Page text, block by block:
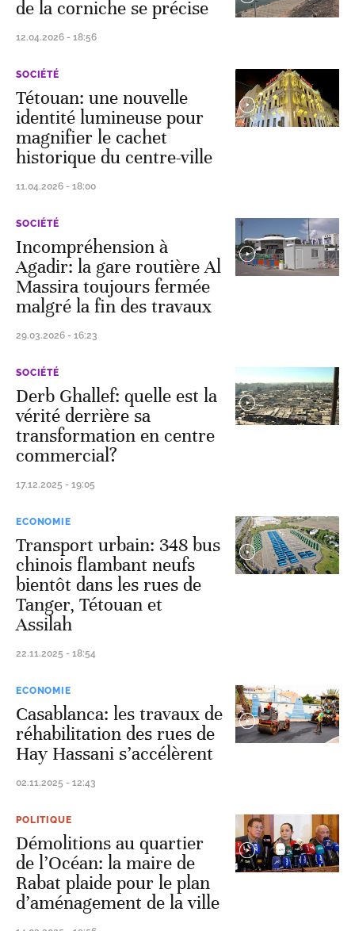
de la corniche se précise
12.04.2026 - 18:56
SOCIÉTÉ
Tétouan: une nouvelle
identité lumineuse pour
magnifier le cachet
historique du centre-ville
11.04.2026 - 18:00
SOCIÉTÉ
Incompréhension à
Agadir: la gare routière Al
Massira toujours fermée
malgré la fin des travaux
29.03.2026 - 16:23
SOCIÉTÉ
Derb Ghallef: quelle est la
vérité derrière sa
transformation en centre
commercial?
17.12.2025 - 19:05
ECONOMIE
Transport urbain: 348 bus
chinois flambant neufs
bientôt dans les rues de
Tanger, Tétouan et
Assilah
22.11.2025 - 18:54
ECONOMIE
Casablanca: les travaux de
réhabilitation des rues de
Hay Hassani s’accélèrent
02.11.2025 - 12:43
POLITIQUE
Démolitions au quartier
de l’Océan: la maire de
Rabat plaide pour le plan
d’aménagement de la ville